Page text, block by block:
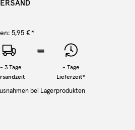
5,95 €*
- 3 Tage
- Tage
Lieferzeit*
bei Lagerprodukten